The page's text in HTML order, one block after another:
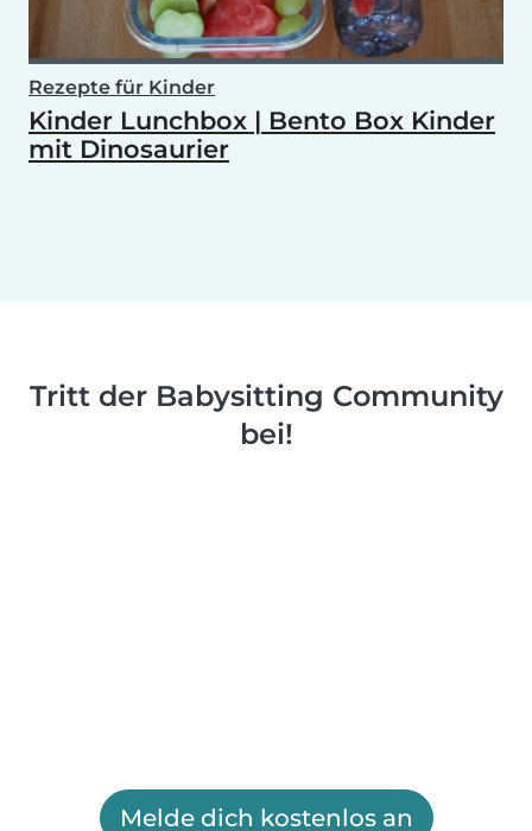
Rezepte für Kinder
Kinder Lunchbox | Bento Box Kinder
mit Dinosaurier
Tritt der Babysitting Community
bei!
Melde dich kostenlos an